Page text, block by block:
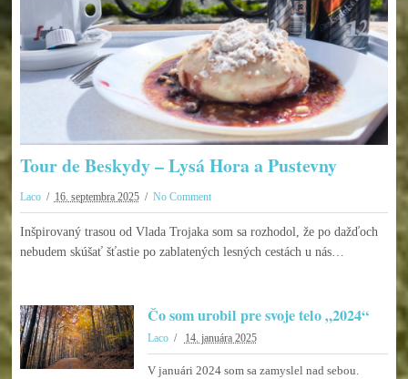
Tour de Beskydy – Lysá Hora a Pustevny
Laco 16. septembra 2025 No Comment
Inšpirovaný trasou od Vlada Trojaka som sa rozhodol, že po dažďoch
nebudem skúšať šťastie po zablatených lesných cestách u nás…
Čo som urobil pre svoje telo „2024“
Laco 14. januára 2025
V januári 2024 som sa zamyslel nad sebou.